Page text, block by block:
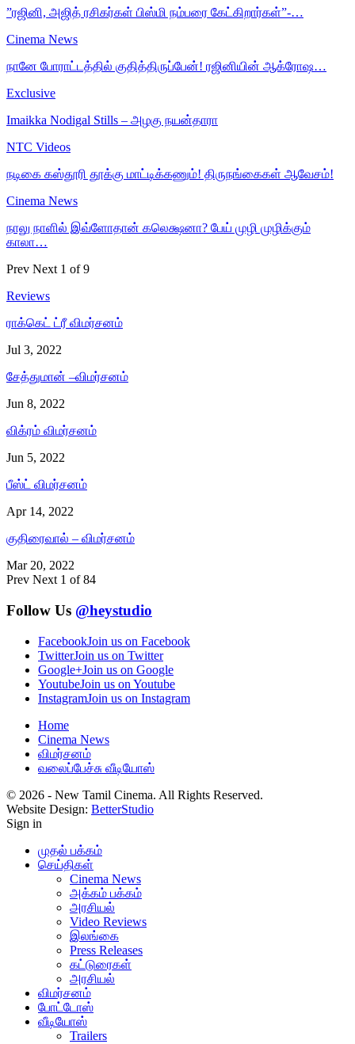
”ரஜினி, அஜித் ரசிகர்கள் பிஸ்மி நம்பரை கேட்கிறார்கள்”-…
Cinema News
நானே போராட்டத்தில் குதித்திருப்பேன்! ரஜினியின் ஆக்ரோஷ…
Exclusive
Imaikka Nodigal Stills – அழகு நயன்தாரா
NTC Videos
நடிகை கஸ்தூரி தூக்கு மாட்டிக்கணும்! திருநங்கைகள் ஆவேசம்!
Cinema News
நாலு நாளில் இவ்ளோதான் கலெக்ஷனா? பேய் முழி முழிக்கும்
காலா…
Prev Next 1 of 9
Reviews
ராக்கெட் ட்ரீ விமர்சனம்
Jul 3, 2022
சேத்துமான் –விமர்சனம்
Jun 8, 2022
விக்ரம் விமர்சனம்
Jun 5, 2022
பீஸ்ட் விமர்சனம்
Apr 14, 2022
குதிரைவால் – விமர்சனம்
Mar 20, 2022
Prev Next 1 of 84
Follow Us @heystudio
FacebookJoin us on Facebook
TwitterJoin us on Twitter
Google+Join us on Google
YoutubeJoin us on Youtube
InstagramJoin us on Instagram
Home
Cinema News
விமர்சனம்
வலைப்பேச்சு வீடியோஸ்
© 2026 - New Tamil Cinema. All Rights Reserved.
Website Design: BetterStudio
Sign in
முதல் பக்கம்
செய்திகள்
Cinema News
அக்கம் பக்கம்
அரசியல்
Video Reviews
இலங்கை
Press Releases
கட்டுரைகள்
அரசியல்
விமர்சனம்
போட்டோஸ்
வீடியோஸ்
Trailers